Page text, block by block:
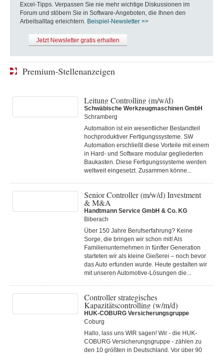
Excel-Tipps. Verpassen Sie nie mehr wichtige Diskussionen im
Forum und stöbern Sie in Software-Angeboten, die Ihnen den
Arbeitsalltag erleichtern. Beispiel-Newsletter >>
Jetzt Newsletter gratis erhalten
Premium-Stellenanzeigen
Leitung Controlling (m/w/d)
Schwäbische Werkzeugmaschinen GmbH
Schramberg
Automation ist ein wesentlicher Bestandteil
hochproduktiver Fertigungssysteme. SW
Automation erschließt diese Vorteile mit einem
in Hard- und Software modular gegliederten
Baukasten. Diese Fertigungs­systeme werden
weltweit eingesetzt. Zusammen könne...
Senior Controller (m/w/d) Investment
& M&A
Handtmann Service GmbH & Co. KG
Biberach
Über 150 Jahre Berufserfahrung? Keine
Sorge, die bringen wir schon mit! Als
Familienunternehmen in fünfter Generation
starteten wir als kleine Gießerei – noch bevor
das Auto erfunden wurde. Heute gestalten wir
mit unseren Automotive-Lösungen die...
Controller strategisches
Kapazitätscontrolling (w/m/d)
HUK-COBURG Versicherungsgruppe
Coburg
Hallo, lass uns WIR sagen! Wir - die HUK-
COBURG Versicherungsgruppe - zählen zu
den 10 größten in Deutschland. Vor über 90